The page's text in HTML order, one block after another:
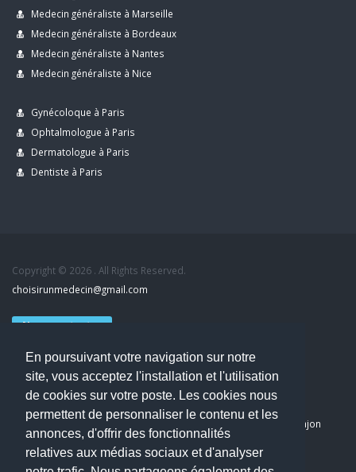
En poursuivant votre navigation sur notre
site, vous acceptez l'installation et l'utilisation
de cookies sur votre poste. Les cookies nous
permettent de personnaliser le contenu et les
annonces, d'offrir des fonctionnalités
relatives aux médias sociaux et d'analyser
Medecin généraliste à Marseille
Medecin généraliste à Bordeaux
Medecin généraliste à Nantes
Medecin généraliste à Nice
Gynécoloque à Paris
Ophtalmologue à Paris
Dermatologue à Paris
Dentiste à Paris
Copyright © 2026 . All Rights Reserved.
choisirunmedecin@gmail.com
Nous contacter
Dernier avis : PASCAL DELCAMPE, Chirurgien maxillo-faciale à Arpajon
Mentions légales